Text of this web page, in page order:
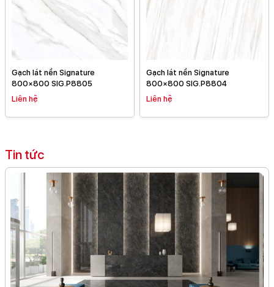
Gạch lát nền Signature
800×800 SIG.P8805
Liên hệ
Gạch lát nền Signature
800×800 SIG.P8804
Liên hệ
Tin tức